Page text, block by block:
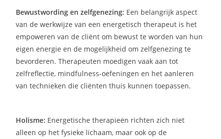
Bewustwording en zelfgenezing: Een belangrijk aspect
van de werkwijze van een energetisch therapeut is het
empoweren van de cliënt om bewust te worden van hun
eigen energie en de mogelijkheid om zelfgenezing te
bevorderen. Therapeuten moedigen vaak aan tot
zelfreflectie, mindfulness-oefeningen en het aanleren
van technieken die cliënten thuis kunnen toepassen.
Holisme: Energetische therapieën richten zich niet
alleen op het fysieke lichaam, maar ook op de